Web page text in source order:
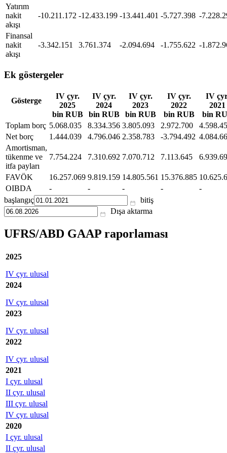
Yatırım
nakit
akışı
-10.211.172 -12.433.199 -13.441.401 -5.727.398 -
Finansal
nakit
akışı
-3.342.151 3.761.374 -2.094.694 -1.755.622 -
Ek göstergeler
Gösterge
IV çyr.
2025
bin RUB
IV çyr.
2024
bin RUB
IV çyr.
2023
bin RUB
IV çyr.
2022
bin RUB
IV
2021
bin
Toplam borç 5.068.035 8.334.356 3.805.093 2.972.700
Net borç
1.444.039 4.796.046 2.358.783 -3.794.492
Amortisman,
tükenme ve
itfa payları
7.754.224 7.310.692 7.070.712 7.113.645
FAVÖK 16.257.069 9.819.159 14.805.561 15.376.885
OIBDA
- - - -
-
başlangıç
bitiş
Dışa aktarma
UFRS/ABD GAAP raporlaması
2025
IV çyr. ulusal
2024
IV çyr. ulusal
2023
IV çyr. ulusal
2022
IV çyr. ulusal
2021
I çyr. ulusal
II çyr. ulusal
III çyr. ulusal
IV çyr. ulusal
2020
I çyr. ulusal
II çyr. ulusal